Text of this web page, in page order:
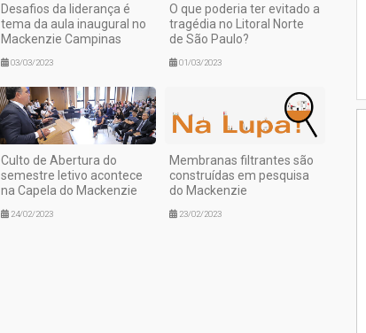
Desafios da liderança é
tema da aula inaugural no
Mackenzie Campinas
03/03/2023
O que poderia ter evitado a
tragédia no Litoral Norte
de São Paulo?
01/03/2023
Culto de Abertura do
semestre letivo acontece
na Capela do Mackenzie
24/02/2023
Membranas filtrantes são
construídas em pesquisa
do Mackenzie
23/02/2023